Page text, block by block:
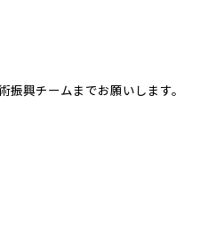
興チームまでお願いします。